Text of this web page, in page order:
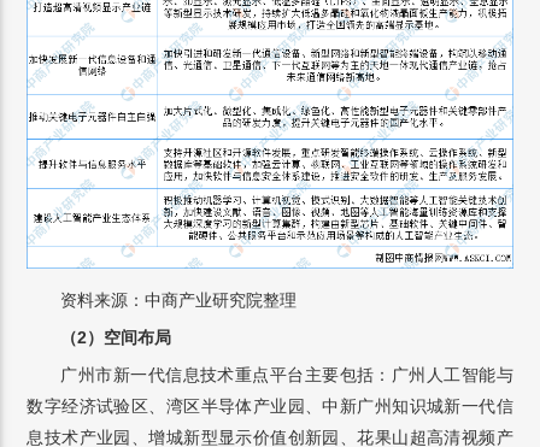
资料来源：中商产业研究院整理
（2）空间布局
广州市新一代信息技术重点平台主要包括：广州人工智能与
数字经济试验区、湾区半导体产业园、中新广州知识城新一代信
息技术产业园、增城新型显示价值创新园、花果山超高清视频产